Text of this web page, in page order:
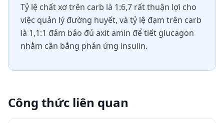
Tỷ lệ chất xơ trên carb là 1:6,7 rất thuận lợi cho
việc quản lý đường huyết, và tỷ lệ đạm trên carb
là 1,1:1 đảm bảo đủ axit amin để tiết glucagon
nhằm cân bằng phản ứng insulin.
Công thức liên quan